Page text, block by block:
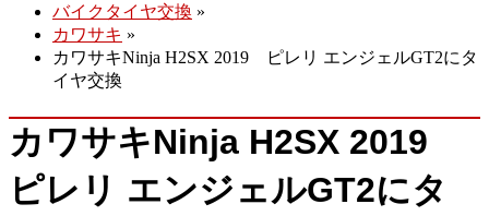
バイクタイヤ交換 »
カワサキ »
カワサキNinja H2SX 2019 ピレリ エンジェルGT2にタ
イヤ交換
カワサキNinja H2SX 2019
ピレリ エンジェルGT2にタ